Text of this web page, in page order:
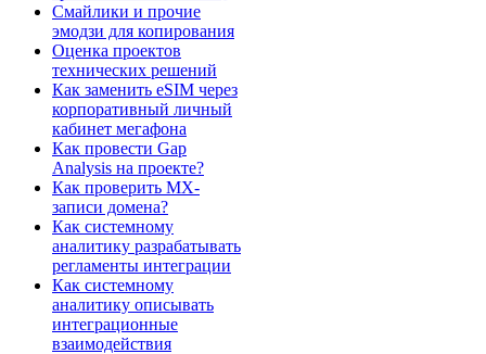
Смайлики и прочие
эмодзи для копирования
Оценка проектов
технических решений
Как заменить eSIM через
корпоративный личный
кабинет мегафона
Как провести Gap
Analysis на проекте?
Как проверить MX-
записи домена?
Как системному
аналитику разрабатывать
регламенты интеграции
Как системному
аналитику описывать
интеграционные
взаимодействия